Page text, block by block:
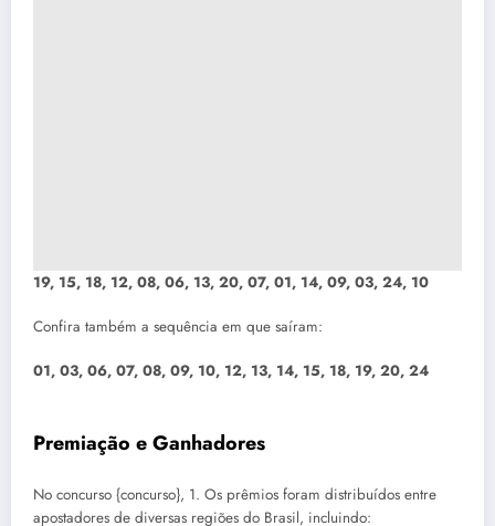
19, 15, 18, 12, 08, 06, 13, 20, 07, 01, 14, 09, 03, 24, 10
Confira também a sequência em que saíram:
01, 03, 06, 07, 08, 09, 10, 12, 13, 14, 15, 18, 19, 20, 24
Premiação e Ganhadores
No concurso {concurso}, 1. Os prêmios foram distribuídos entre
apostadores de diversas regiões do Brasil, incluindo: